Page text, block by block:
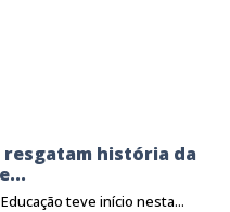
resgatam história da
teve início nesta...